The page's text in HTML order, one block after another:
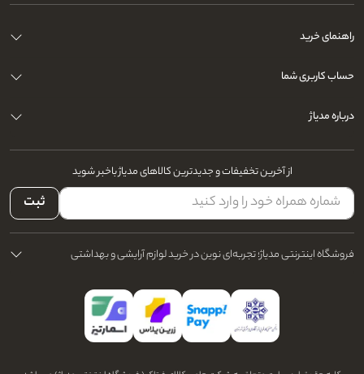
راهنمای خرید
حساب کاربری شما
درباره مدیاژ
از آخرین تخفیفات و جدیدترین کالاهای مدیاژ باخبر شوید
ثبت
فروشگاه اینترنتی مدیاژ؛ تجربه‌ای نوین در خرید لوازم آرایشی و بهداشتی